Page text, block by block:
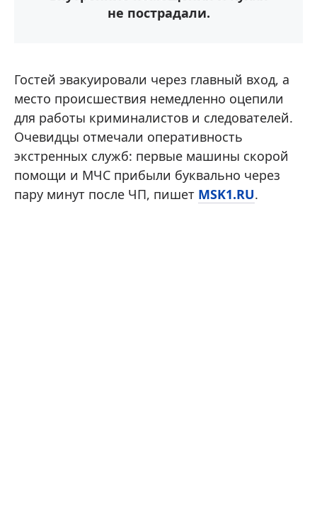
не пострадали.
Гостей эвакуировали через главный вход, а
место происшествия немедленно оцепили
для работы криминалистов и следователей.
Очевидцы отмечали оперативность
экстренных служб: первые машины скорой
помощи и МЧС прибыли буквально через
пару минут после ЧП, пишет MSK1.RU.